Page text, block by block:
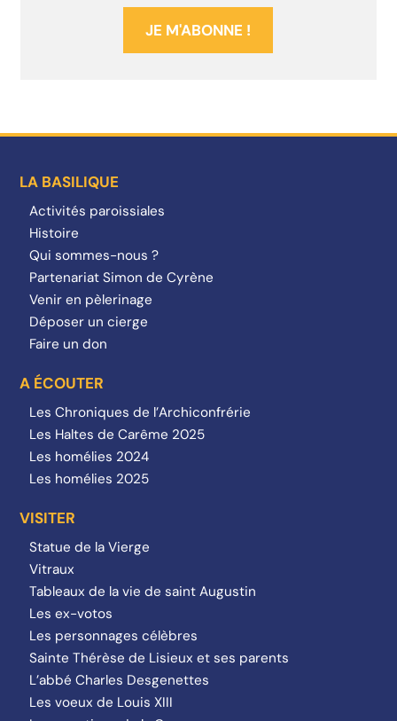
LA BASILIQUE
Activités paroissiales
Histoire
Qui sommes-nous ?
Partenariat Simon de Cyrène
Venir en pèlerinage
Déposer un cierge
Faire un don
A ÉCOUTER
Les Chroniques de l’Archiconfrérie
Les Haltes de Carême 2025
Les homélies 2024
Les homélies 2025
VISITER
Statue de la Vierge
Vitraux
Tableaux de la vie de saint Augustin
Les ex-votos
Les personnages célèbres
Sainte Thérèse de Lisieux et ses parents
L’abbé Charles Desgenettes
Les voeux de Louis XIII